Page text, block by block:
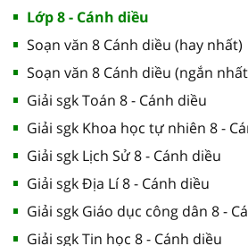
Lớp 8 - Cánh diều
Soạn văn 8 Cánh diều (hay nhất)
Soạn văn 8 Cánh diều (ngắn
Giải sgk Toán 8 - Cánh diều
Giải sgk Khoa học tự nhiên 8 -
Giải sgk Lịch Sử 8 - Cánh diều
Giải sgk Địa Lí 8 - Cánh diều
Giải sgk Giáo dục công dân 8 -
Giải sgk Tin học 8 - Cánh diều